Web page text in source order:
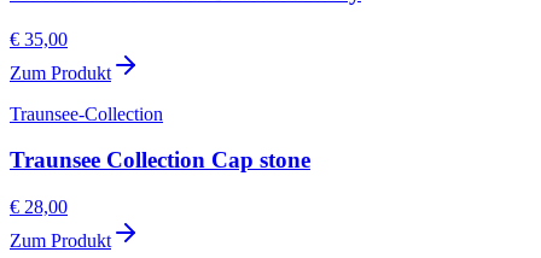
€ 35,00
Zum Produkt
Traunsee-Collection
Traunsee Collection Cap stone
€ 28,00
Zum Produkt